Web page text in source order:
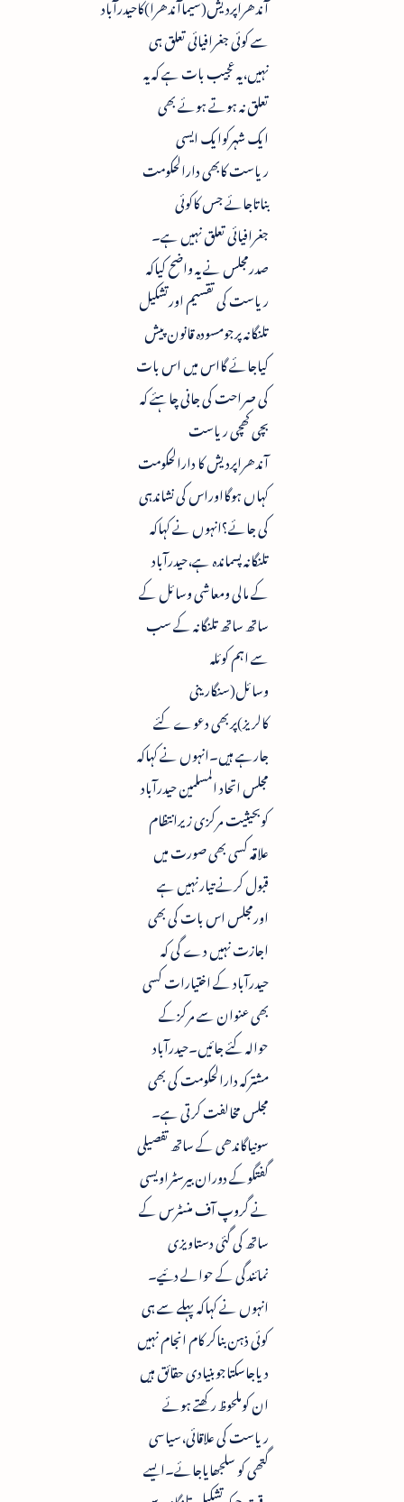
سے کوئی جغرافیائی تعلق ہی
نہیں،یہ عجیب بات ہے کہ یہ
تعلق نہ ہوتے ہوئے بھی
ایک شہرکوایک ایسی
ریاست کابھی دارالحکومت
بناتاجائے جس کاکوئی
جغرافیائی تعلق نہیں ہے۔
صدرمجلس نے یہ واضح کیاکہ
ریاست کی تقسیم اورتشکیل
تلنگانہ پرجومسودہ قانون پیش
کیاجائے گااس میں اس بات
کی صراحت کی جانی چاہئے کہ
بچی کھچی ریاست
آندھراپردیش کا دارالحکومت
کہاں ہوگااوراس کی نشاندہی
کی جائے؟انہوں نے کہاکہ
تلنگانہ پسماندہ ہے،حیدرآباد
کے مالی ومعاشی وسائل کے
ساتھ ساتھ تلنگانہ کے سب
سے اہم کوئلہ
وسائل(سنگارینی
کالریز)پربھی دعوے کئے
جارہے ہیں۔انہوں نے کہاکہ
مجلس اتحاد المسلمین حیدرآباد
کوبحیثیت مرکزی زیرانتظام
علاقہ کسی بھی صورت میں
قبول کرنے تیارنہیں ہے
اورمجلس اس بات کی بھی
اجازت نہیں دے گی کہ
حیدرآباد کے اختیارات کسی
بھی عنوان سے مرکزکے
حوالہ کئے جائیں۔حیدرآباد
مشترکہ دارالحکومت کی بھی
مجلس مخالفت کرتی ہے۔
سونیاگاندھی کے ساتھ تفصیلی
گفتگوکے دوران بیرسٹراویسی
نے گروپ آف منسٹرس کے
ساتھ کی گئی دستاویزی
نمائندگی کے حوالے دئیے۔
انہوں نے کہاکہ پہلے سے ہی
کوئی ذہن بناکر کام انجام نہیں
دیاجاسکتاجوبنیادی حقائق ہیں
ان کوملحوظ رکھتے ہوئے
ریاست کی علاقائی،سیاسی
گتھی کو سلجھایاجائے۔ایسے